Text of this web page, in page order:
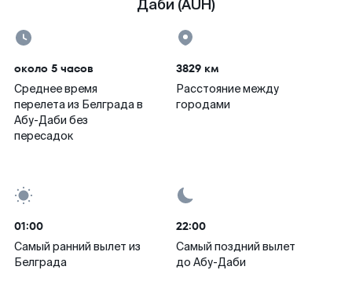
Даби (AUH)
около 5 часов
Среднее время
перелета из Белграда в
Абу-Даби без
пересадок
3829 км
Расстояние между
городами
01:00
Самый ранний вылет из
Белграда
22:00
Самый поздний вылет
до Абу-Даби